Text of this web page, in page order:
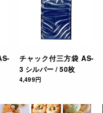
チャック付三方袋 AS-
3 シルバー / 50枚
4,499円